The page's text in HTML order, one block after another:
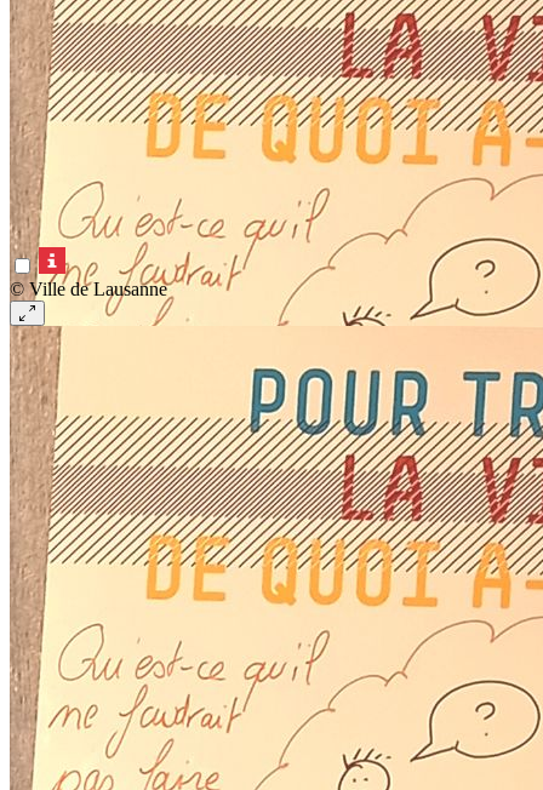
© Ville de Lausanne